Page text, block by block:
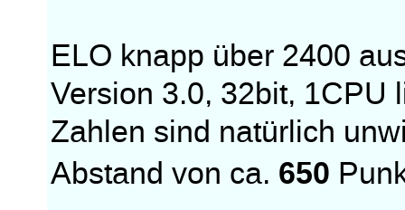
ELO knapp über 2400
Version 3.0, 32bit, 1CPU
Zahlen sind natürlich
Abstand von ca. 650